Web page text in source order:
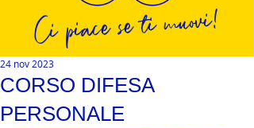
Ci piace se ti muovi!
CORSO DIFESA
PERSONALE
24 nov 2023